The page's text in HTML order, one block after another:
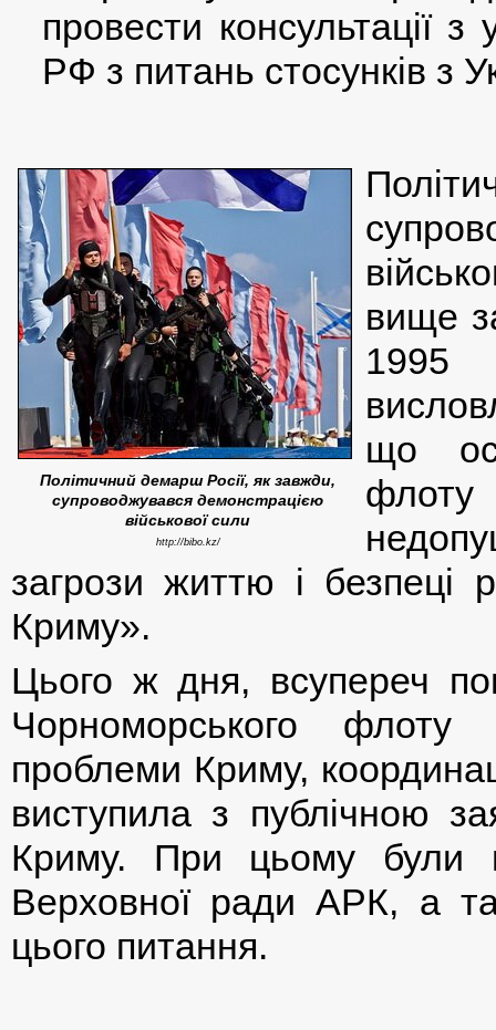
провести консультації
РФ з питань стосунків з
Політичний демарш Росії, як завжди,
супроводжувався демонстрацією
військової сили
http://bibo.kz/
вище
що
загрози життю і безпеці
Криму».
Цього ж дня, всупереч
Чорноморського
проблеми Криму,
виступила з публічною
Криму. При цьому були
Верховної ради АРК, а
цього питання.